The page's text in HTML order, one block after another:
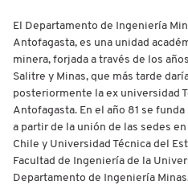
El Departamento de Ingeniería
Antofagasta, es una unidad
minera, forjada a través de los
Salitre y Minas, que más tarde
posteriormente la ex universidad
Antofagasta. En el año 81 se
a partir de la unión de las sedes
Chile y Universidad Técnica del
Facultad de Ingeniería de la
Departamento de Ingeniería